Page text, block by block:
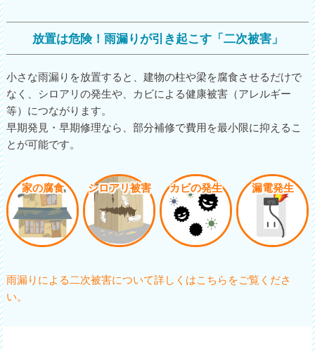
放置は危険！雨漏りが引き起こす「二次被害」
小さな雨漏りを放置すると、建物の柱や梁を腐食させるだけで
なく、シロアリの発生や、カビによる健康被害（アレルギー
等）につながります。
早期発見・早期修理なら、部分補修で費用を最小限に抑えるこ
とが可能です。
家の腐食 シロアリ被害 カビの発生 漏電発生
雨漏りによる二次被害について詳しくはこちらをご覧くださ
い。